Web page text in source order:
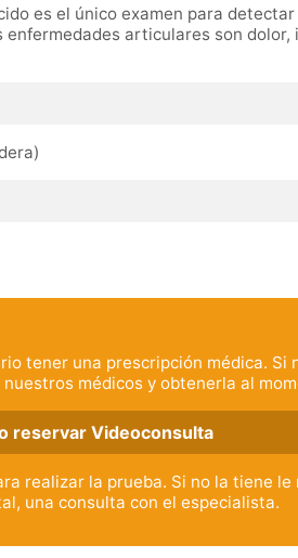
es el único examen para
articulares son dolor,
tener una prescripción médica. Si
médicos y obtenerla al
reservar Videoconsulta
realizar la prueba. Si no la tiene le
una consulta con el especialista.